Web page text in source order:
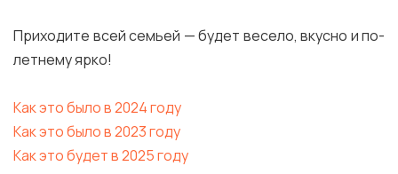
Приходите всей семьей — будет весело, вкусно и по-
летнему ярко!
Как это было в 2024 году
Как это было в 2023 году
Как это будет в 2025 году